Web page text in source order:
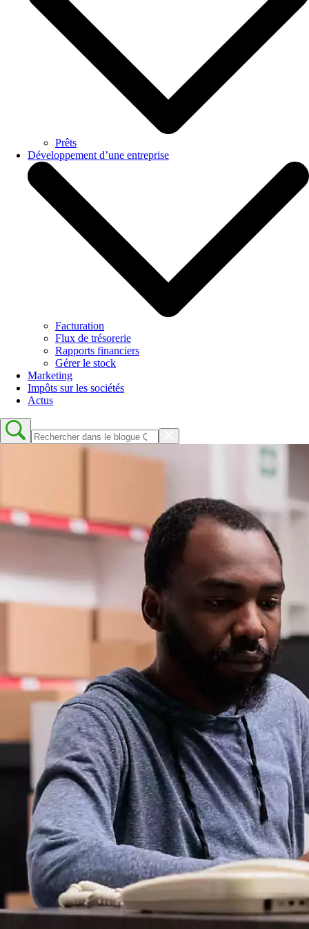
Prêts
Développement d’une entreprise
Facturation
Flux de trésorerie
Rapports financiers
Gérer le stock
Marketing
Impôts sur les sociétés
Actus